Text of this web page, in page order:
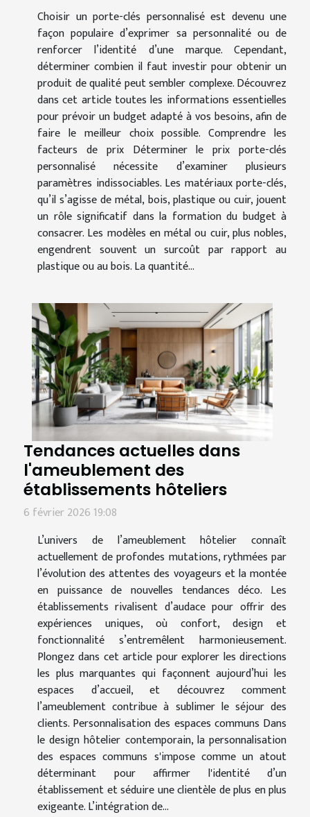
Choisir un porte-clés personnalisé est devenu une
façon populaire d’exprimer sa personnalité ou de
renforcer l’identité d’une marque. Cependant,
déterminer combien il faut investir pour obtenir un
produit de qualité peut sembler complexe. Découvrez
dans cet article toutes les informations essentielles
pour prévoir un budget adapté à vos besoins, afin de
faire le meilleur choix possible. Comprendre les
facteurs de prix Déterminer le prix porte-clés
personnalisé nécessite d’examiner plusieurs
paramètres indissociables. Les matériaux porte-clés,
qu’il s’agisse de métal, bois, plastique ou cuir, jouent
un rôle significatif dans la formation du budget à
consacrer. Les modèles en métal ou cuir, plus nobles,
engendrent souvent un surcoût par rapport au
plastique ou au bois. La quantité...
Tendances actuelles dans
l'ameublement des
établissements hôteliers
6 février 2026 19:08
L’univers de l’ameublement hôtelier connaît
actuellement de profondes mutations, rythmées par
l’évolution des attentes des voyageurs et la montée
en puissance de nouvelles tendances déco. Les
établissements rivalisent d’audace pour offrir des
expériences uniques, où confort, design et
fonctionnalité s’entremêlent harmonieusement.
Plongez dans cet article pour explorer les directions
les plus marquantes qui façonnent aujourd’hui les
espaces d’accueil, et découvrez comment
l’ameublement contribue à sublimer le séjour des
clients. Personnalisation des espaces communs Dans
le design hôtelier contemporain, la personnalisation
des espaces communs s'impose comme un atout
déterminant pour affirmer l'identité d’un
établissement et séduire une clientèle de plus en plus
exigeante. L’intégration de...